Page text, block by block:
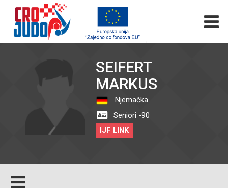
SEIFERT
MARKUS
Njemačka
Seniori -90
IJF LINK